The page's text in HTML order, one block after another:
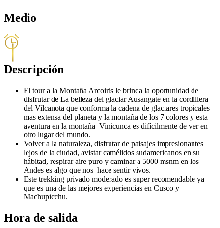
Medio
Descripción
El tour a la Montaña Arcoiris le brinda la oportunidad de
disfrutar de La belleza del glaciar Ausangate en la cordillera
del Vilcanota que conforma la cadena de glaciares tropicales
mas extensa del planeta y la montaña de los 7 colores y esta
aventura en la montaña Vinicunca es difícilmente de ver en
otro lugar del mundo.
Volver a la naturaleza, disfrutar de paisajes impresionantes
lejos de la ciudad, avistar camélidos sudamericanos en su
hábitad, respirar aire puro y caminar a 5000 msnm en los
Andes es algo que nos hace sentir vivos.
Este trekking privado moderado es super recomendable ya
que es una de las mejores experiencias en Cusco y
Machupicchu.
Hora de salida